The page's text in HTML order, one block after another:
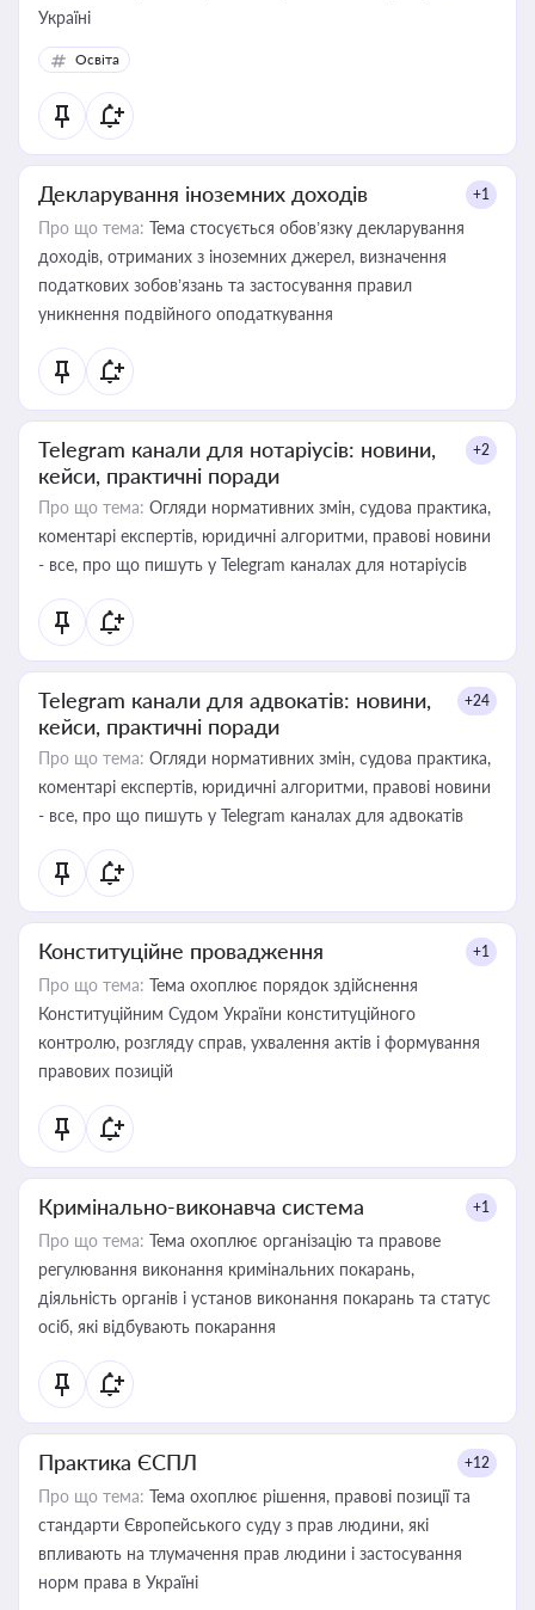
Україні
Освіта
Декларування іноземних доходів +1
Про що тема: Тема стосується обов’язку декларування
доходів, отриманих з іноземних джерел, визначення
податкових зобов’язань та застосування правил
уникнення подвійного оподаткування
Telegram канали для нотаріусів: новини,
кейси, практичні поради
+2
Про що тема: Огляди нормативних змін, судова практика,
коментарі експертів, юридичні алгоритми, правові новини
- все, про що пишуть у Telegram каналах для нотаріусів
Telegram канали для адвокатів: новини,
кейси, практичні поради
+24
Про що тема: Огляди нормативних змін, судова практика,
коментарі експертів, юридичні алгоритми, правові новини
- все, про що пишуть у Telegram каналах для адвокатів
Конституційне провадження +1
Про що тема: Тема охоплює порядок здійснення
Конституційним Судом України конституційного
контролю, розгляду справ, ухвалення актів і формування
правових позицій
Кримінально-виконавча система +1
Про що тема: Тема охоплює організацію та правове
регулювання виконання кримінальних покарань,
діяльність органів і установ виконання покарань та статус
осіб, які відбувають покарання
Практика ЄСПЛ +12
Про що тема: Тема охоплює рішення, правові позиції та
стандарти Європейського суду з прав людини, які
впливають на тлумачення прав людини і застосування
норм права в Україні